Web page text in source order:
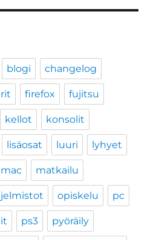
blogi changelog
firefox fujitsu
kellot konsolit
lisäosat luuri lyhyet
mac matkailu
opiskelu pc
ps3 pyöräily